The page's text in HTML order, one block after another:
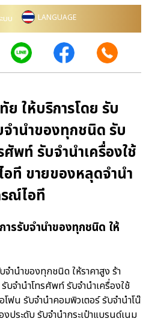
บบ LANGUAGE
ให้บริการโดย รับ
จำนำของทุกชนิด รับ
พท์ รับจำนำเครื่องใช้
ที ขายของหลุดจำนำ
ณ์ไอที
รรับจำนำของทุกชนิด ให้
ำนำของทุกชนิด ให้ราคาสูง ร้า
จำนำโทรศัพท์ รับจำนำเครื่องใช้
โฟน รับจำนำคอมพิวเตอร์ รับจำนำโน๊
ประดับ รับจำนำกระเป๋าแบรนด์เนม